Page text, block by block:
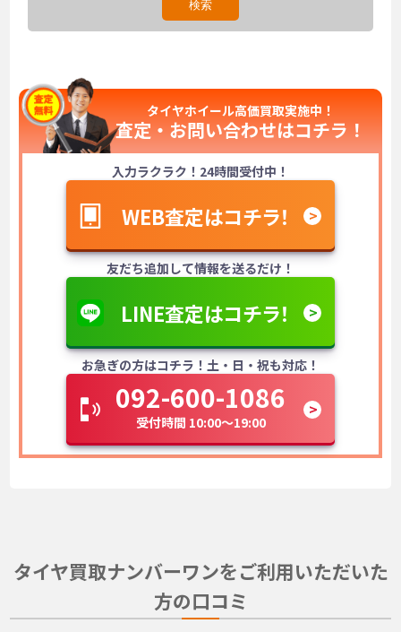
タイヤホイール高価買取実施中！
査定・お問い合わせはコチラ！
入力ラクラク！24時間受付中！
WEB査定はコチラ！
友だち追加して情報を送るだけ！
LINE査定はコチラ！
お急ぎの方はコチラ！土・日・祝も対応！
092-600-1086
受付時間 10:00～19:00
タイヤ買取ナンバーワンをご利用いただいた
方の口コミ